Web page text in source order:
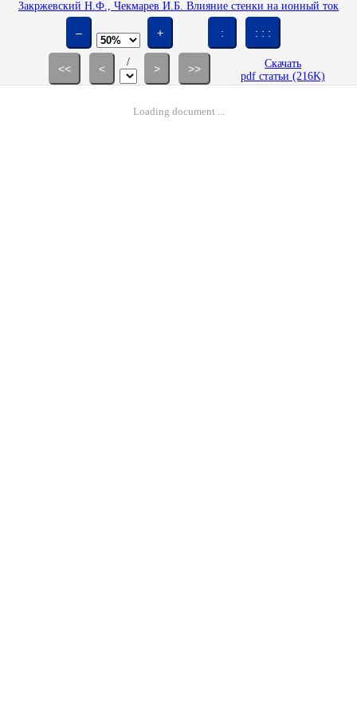
Закржевский Н.Ф., Чекмарев И.Б. Влияние стенки на ионный ток
насыщения цилиндрического зонда // Изв. АН СССР. МЖГ. 1976. № 5.
С. 182-185.
– + : : : :
<< <
/
> >>
Скачать
pdf статьи (216K)
Loading document ...